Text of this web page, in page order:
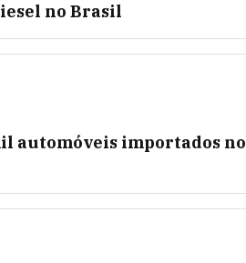
no Brasil
automóveis importados